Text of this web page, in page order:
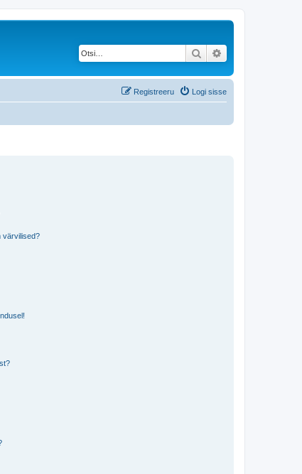
Otsi
Logi sisse
Registreeru
värvilised?